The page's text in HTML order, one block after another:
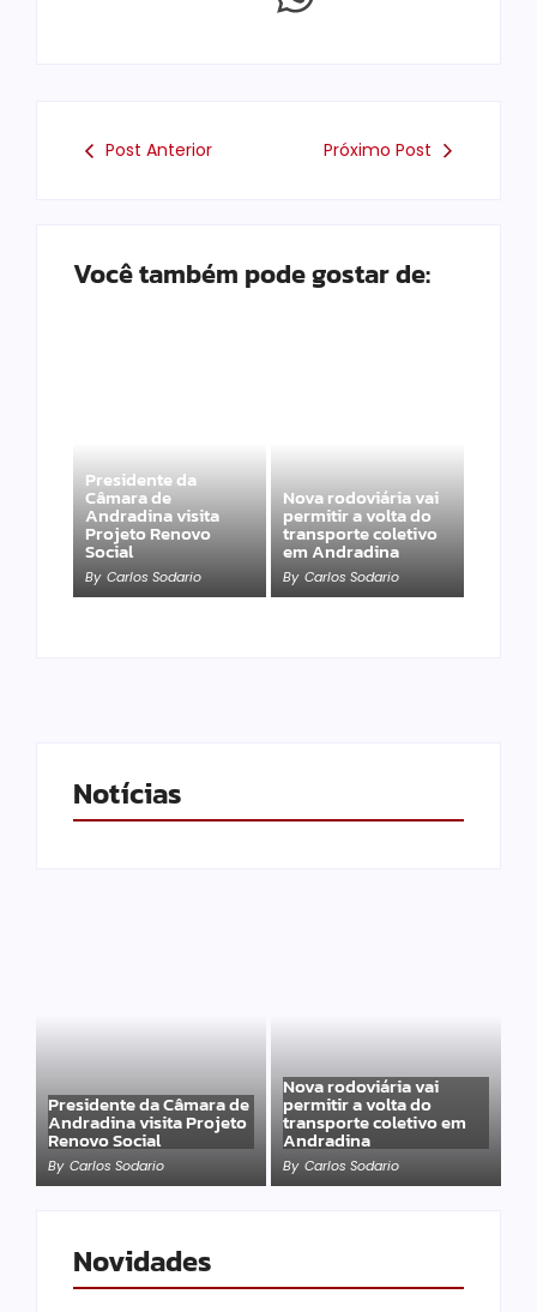
Post Anterior Próximo Post
Você também pode gostar de:
Presidente da
Câmara de
Andradina visita
Projeto Renovo
Social
By Carlos Sodario
Nova rodoviária vai
permitir a volta do
transporte coletivo
em Andradina
By Carlos Sodario
Notícias
Presidente da Câmara de
Andradina visita Projeto
Renovo Social
By Carlos Sodario
Nova rodoviária vai
permitir a volta do
transporte coletivo em
Andradina
By Carlos Sodario
Novidades